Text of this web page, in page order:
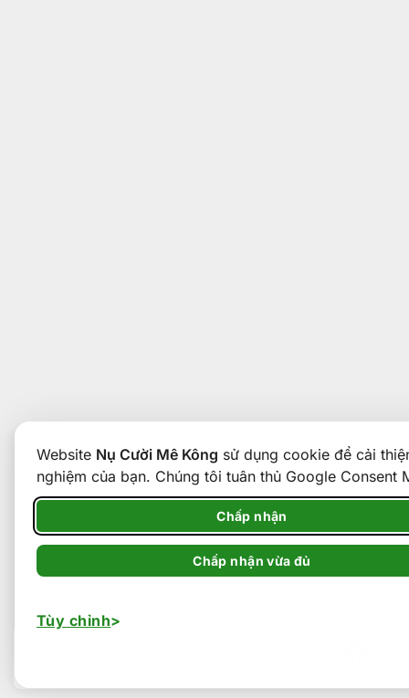
Website Nụ Cười Mê Kông sử dụng cookie để cải
nghiệm của bạn. Chúng tôi tuân thủ Google Consent
Chấp nhận
Chấp nhận vừa đủ
Tùy chỉnh